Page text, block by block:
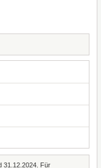
31.12.2024. Für